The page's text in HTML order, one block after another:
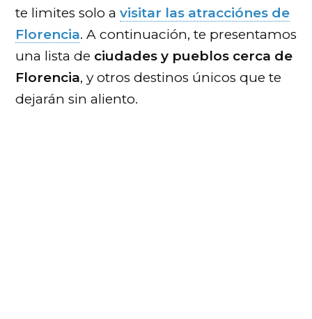
te limites solo a visitar las atracciónes de
Florencia. A continuación, te presentamos
una lista de ciudades y pueblos cerca de
Florencia, y otros destinos únicos que te
dejarán sin aliento.